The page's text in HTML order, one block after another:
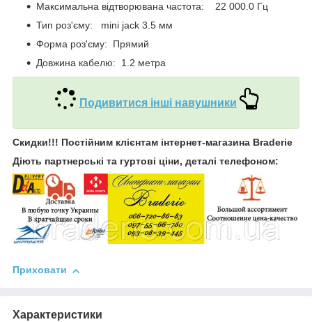
Максимальна відтворювана частота: 22 000.0 Гц
Тип роз'єму: mini jack 3.5 мм
Форма роз'єму: Прямий
Довжина кабелю: 1.2 метра
Подивитися інші навушники
Скидки!!! Постійним клієнтам інтернет-магазина Braderie
Діють партнерські та гуртові ціни, деталі телефоном:
Приховати
Характеристики